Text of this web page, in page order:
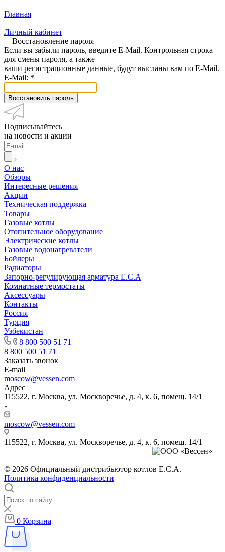
Главная
—
Личный кабинет
—Восстановление пароля
Если вы забыли пароль, введите E-Mail. Контрольная строка
для смены пароля, а также
ваши регистрационные данные, будут высланы вам по E-Mail.
E-Mail: *
Восстановить пароль
Подписывайтесь
на новости и акции
О нас
Обзоры
Интересные решения
Акции
Техническая поддержка
Товары
Газовые котлы
Отопительное оборудование
Электрические котлы
Газовые водонагреватели
Бойлеры
Радиаторы
Запорно-регулирующая арматура E.C.A
Комнатные термостаты
Аксессуары
Контакты
Россия
Турция
Узбекистан
8 800 500 51 71
8 800 500 51 71
Заказать звонок
E-mail
moscow@vessen.com
Адрес
115522, г. Москва, ул. Москворечье, д. 4, к. 6, помещ. 14/1
moscow@vessen.com
115522, г. Москва, ул. Москворечье, д. 4, к. 6, помещ. 14/1
© 2026 Официальный дистрибьютор котлов E.C.A.
Политика конфиденциальности
0 Корзина